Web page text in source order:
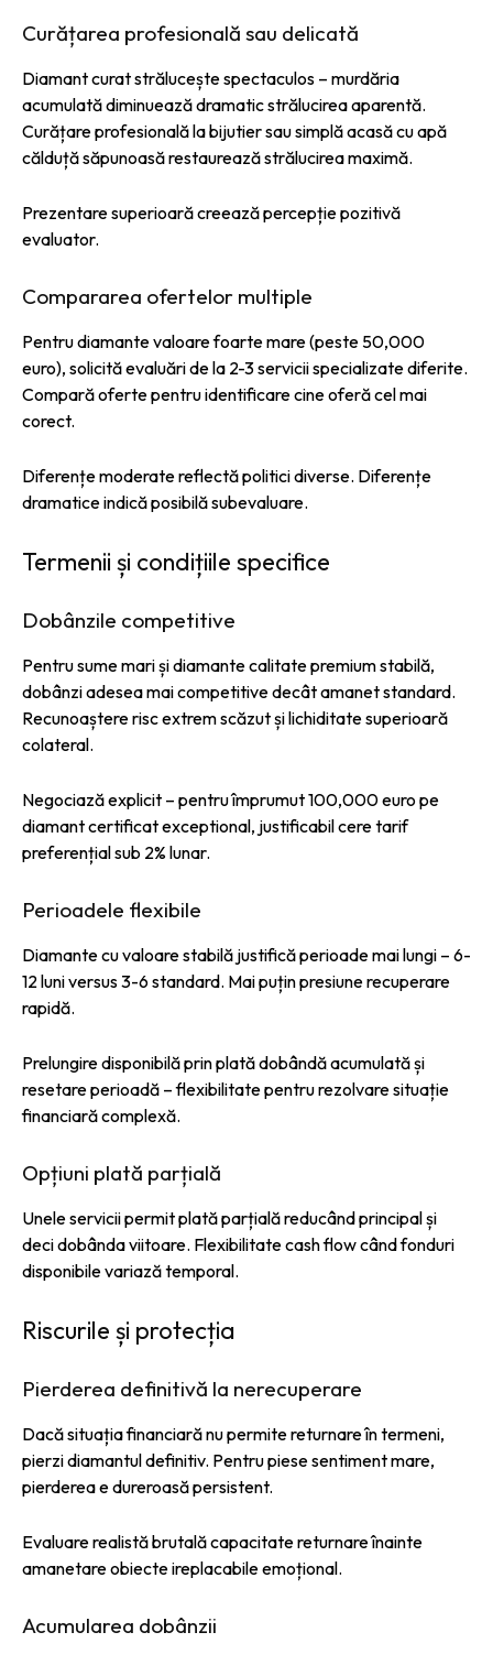
Curățarea profesională sau delicată
Diamant curat strălucește spectaculos – murdăria
acumulată diminuează dramatic strălucirea aparentă.
Curățare profesională la bijutier sau simplă acasă cu apă
călduță săpunoasă restaurează strălucirea maximă.
Prezentare superioară creează percepție pozitivă
evaluator.
Compararea ofertelor multiple
Pentru diamante valoare foarte mare (peste 50,000
euro), solicită evaluări de la 2-3 servicii specializate diferite.
Compară oferte pentru identificare cine oferă cel mai
corect.
Diferențe moderate reflectă politici diverse. Diferențe
dramatice indică posibilă subevaluare.
Termenii și condițiile specifice
Dobânzile competitive
Pentru sume mari și diamante calitate premium stabilă,
dobânzi adesea mai competitive decât amanet standard.
Recunoaștere risc extrem scăzut și lichiditate superioară
colateral.
Negociază explicit – pentru împrumut 100,000 euro pe
diamant certificat exceptional, justificabil cere tarif
preferențial sub 2% lunar.
Perioadele flexibile
Diamante cu valoare stabilă justifică perioade mai lungi – 6-
12 luni versus 3-6 standard. Mai puțin presiune recuperare
rapidă.
Prelungire disponibilă prin plată dobândă acumulată și
resetare perioadă – flexibilitate pentru rezolvare situație
financiară complexă.
Opțiuni plată parțială
Unele servicii permit plată parțială reducând principal și
deci dobânda viitoare. Flexibilitate cash flow când fonduri
disponibile variază temporal.
Riscurile și protecția
Pierderea definitivă la nerecuperare
Dacă situația financiară nu permite returnare în termeni,
pierzi diamantul definitiv. Pentru piese sentiment mare,
pierderea e dureroasă persistent.
Evaluare realistă brutală capacitate returnare înainte
amanetare obiecte ireplacabile emoțional.
Acumularea dobânzii